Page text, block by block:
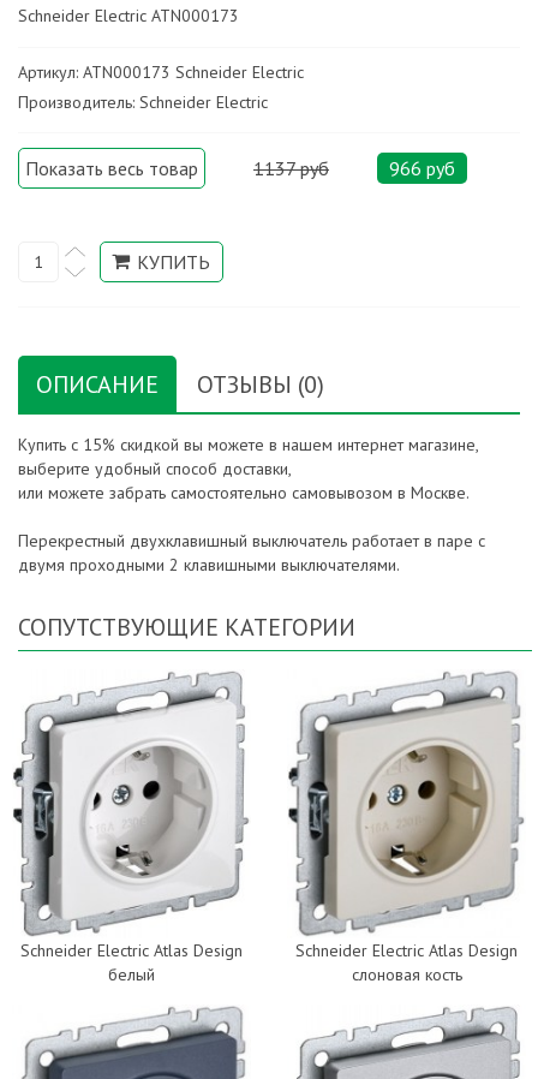
Schneider Electric ATN000173
Артикул: ATN000173 Schneider Electric
Производитель: Schneider Electric
Показать весь товар 1137 руб 966 руб
ОПИСАНИЕ ОТЗЫВЫ (0)
Купить с 15% скидкой вы можете в нашем интернет магазине,
выберите удобный способ доставки,
или можете забрать самостоятельно самовывозом в Москве.
Перекрестный двухклавишный выключатель работает в паре с
двумя проходными 2 клавишными выключателями.
СОПУТСТВУЮЩИЕ КАТЕГОРИИ
Schneider Electric Atlas Design
белый
Schneider Electric Atlas Design
слоновая кость